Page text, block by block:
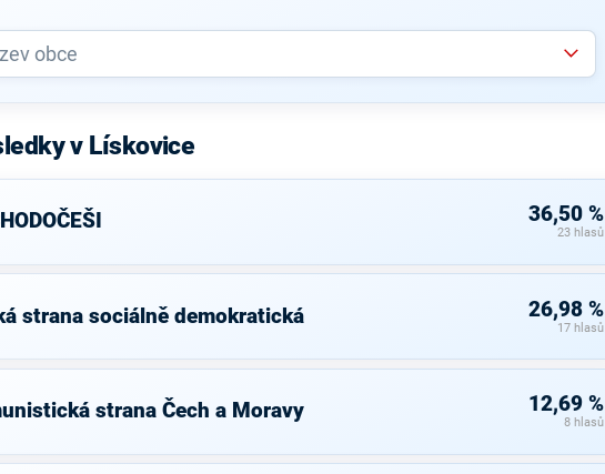
v Lískovice
36,50 %
23 hlasů
strana sociálně demokratická 26,98 %
17 hlasů
strana Čech a Moravy 12,69 %
8 hlasů